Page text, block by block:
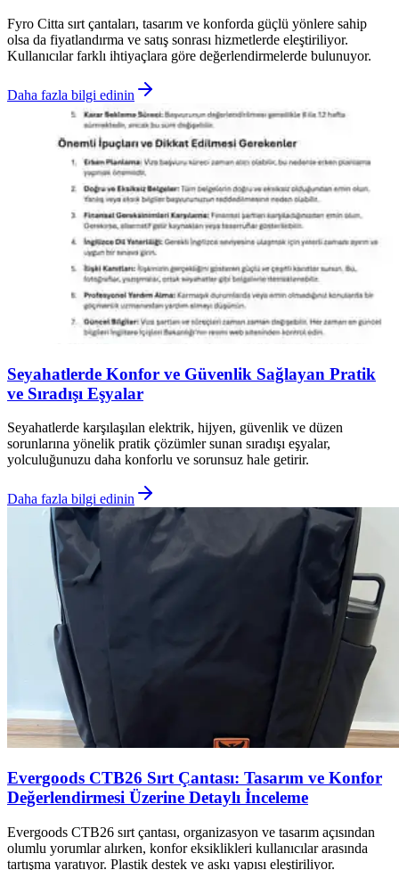
Fyro Citta sırt çantaları, tasarım ve konforda güçlü yönlere sahip
olsa da fiyatlandırma ve satış sonrası hizmetlerde eleştiriliyor.
Kullanıcılar farklı ihtiyaçlara göre değerlendirmelerde bulunuyor.
Daha fazla bilgi edinin
Seyahatlerde Konfor ve Güvenlik Sağlayan Pratik
ve Sıradışı Eşyalar
Seyahatlerde karşılaşılan elektrik, hijyen, güvenlik ve düzen
sorunlarına yönelik pratik çözümler sunan sıradışı eşyalar,
yolculuğunuzu daha konforlu ve sorunsuz hale getirir.
Daha fazla bilgi edinin
Evergoods CTB26 Sırt Çantası: Tasarım ve Konfor
Değerlendirmesi Üzerine Detaylı İnceleme
Evergoods CTB26 sırt çantası, organizasyon ve tasarım açısından
olumlu yorumlar alırken, konfor eksiklikleri kullanıcılar arasında
tartışma yaratıyor. Plastik destek ve askı yapısı eleştiriliyor.